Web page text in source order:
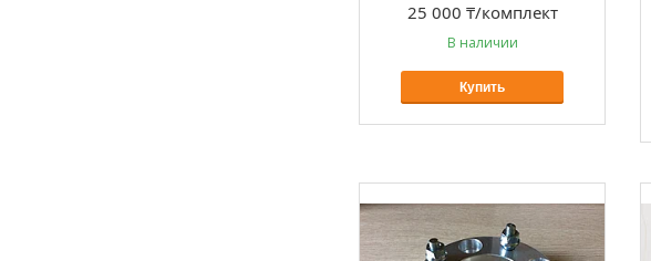
25 000 ₸/комплект
В наличии
Купить